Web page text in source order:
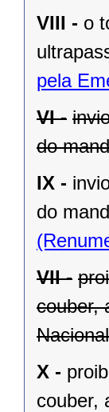
VIII - o
pela
VI -
do
IX -
do
VII -
couber,
X -
couber,